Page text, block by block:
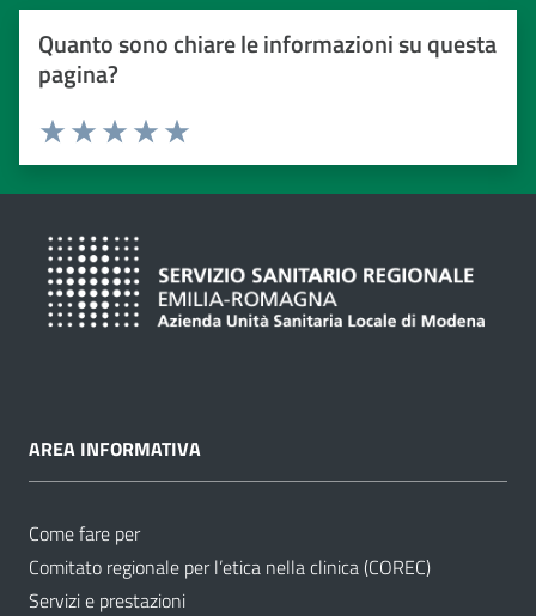
Quanto sono chiare le informazioni su questa
pagina?
Valuta da 1 a 5 stelle
Valuta 5 stelle su 5
Valuta 4 stelle su 5
Valuta 3 stelle su 5
Valuta 2 stelle su 5
Valuta 1 stelle su 5
AREA INFORMATIVA
Come fare per
Comitato regionale per l’etica nella clinica (COREC)
Servizi e prestazioni